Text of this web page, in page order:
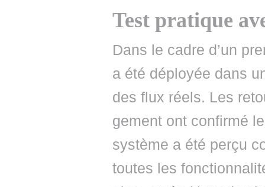
Test pratique
Dans le cadre d’un
a été déployée dans
des flux réels. Les
gement ont confirmé
système a été perçu
toutes les